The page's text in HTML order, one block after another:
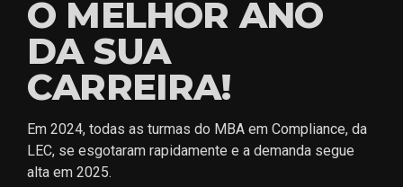
O MELHOR ANO
DA SUA
CARREIRA!
Em 2024, todas as turmas do MBA em Compliance, da
LEC, se esgotaram rapidamente e a demanda segue
alta em 2025.